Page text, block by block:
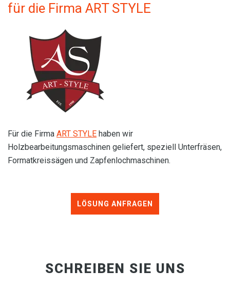
für die Firma ART STYLE
Für die Firma ART STYLE haben wir
Holzbearbeitungsmaschinen geliefert, speziell Unterfräsen,
Formatkreissägen und Zapfenlochmaschinen.
LÖSUNG ANFRAGEN
SCHREIBEN SIE UNS